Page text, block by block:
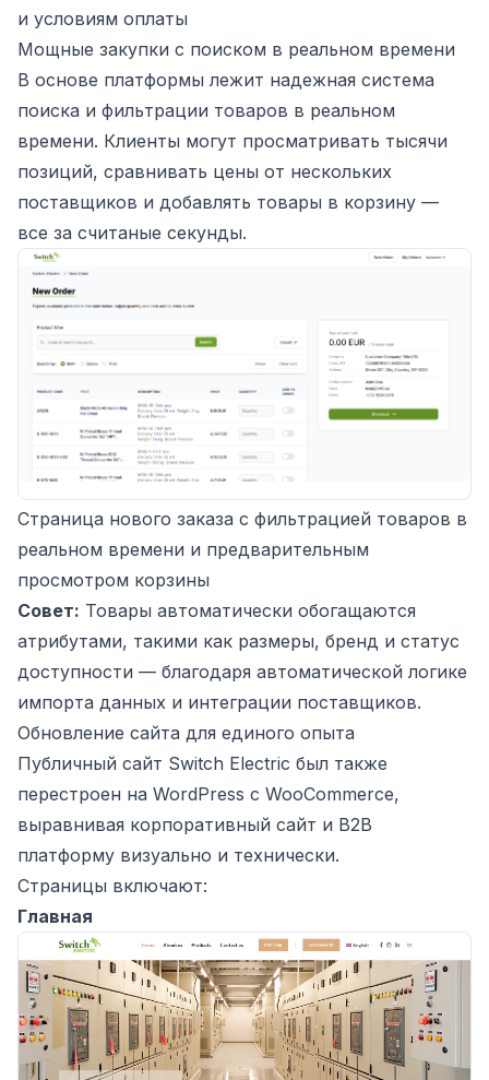
и условиям оплаты
Мощные закупки с поиском в реальном времени
В основе платформы лежит надежная система
поиска и фильтрации товаров в реальном
времени. Клиенты могут просматривать тысячи
позиций, сравнивать цены от нескольких
поставщиков и добавлять товары в корзину —
все за считаные секунды.
Страница нового заказа с фильтрацией товаров в
реальном времени и предварительным
просмотром корзины
Совет: Товары автоматически обогащаются
атрибутами, такими как размеры, бренд и статус
доступности — благодаря автоматической логике
импорта данных и интеграции поставщиков.
Обновление сайта для единого опыта
Публичный сайт Switch Electric был также
перестроен на WordPress с WooCommerce,
выравнивая корпоративный сайт и B2B
платформу визуально и технически.
Страницы включают:
Главная